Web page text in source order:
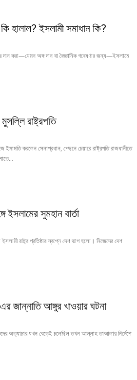
হালাল? ইসলামী সমাধান কি?
দান করা—যেমন অঙ্গ দান বা বৈজ্ঞানিক গবেষণার জন্য—ইসলামে
রাষ্ট্রপতি
ইমামতি করলেন সেনাপ্রধান, পেছনে চেয়ারে রাষ্ট্রপতি রাজধানীতে
ইসলামের সুমহান বার্তা
রাষ্ট্র প্রতিষ্ঠার স্বপ্নে দেশ ভাগ হলো। নিজেদের দেশ
জান্নাতি আঙ্গুর খাওয়ার ঘটনা
অত্যাচার যখন বেড়েই চলেছিল তখন আল্লাহ তাআলার নির্দেশে